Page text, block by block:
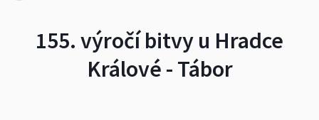
155. výročí bitvy u Hradce
Králové - Tábor